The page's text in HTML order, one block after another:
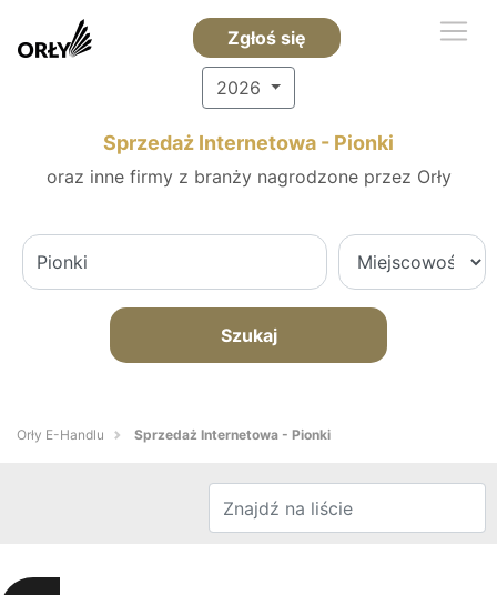
Zgłoś się
2026
Sprzedaż Internetowa - Pionki
oraz inne firmy z branży nagrodzone przez Orły
Szukaj
Orły E-Handlu Sprzedaż Internetowa - Pionki